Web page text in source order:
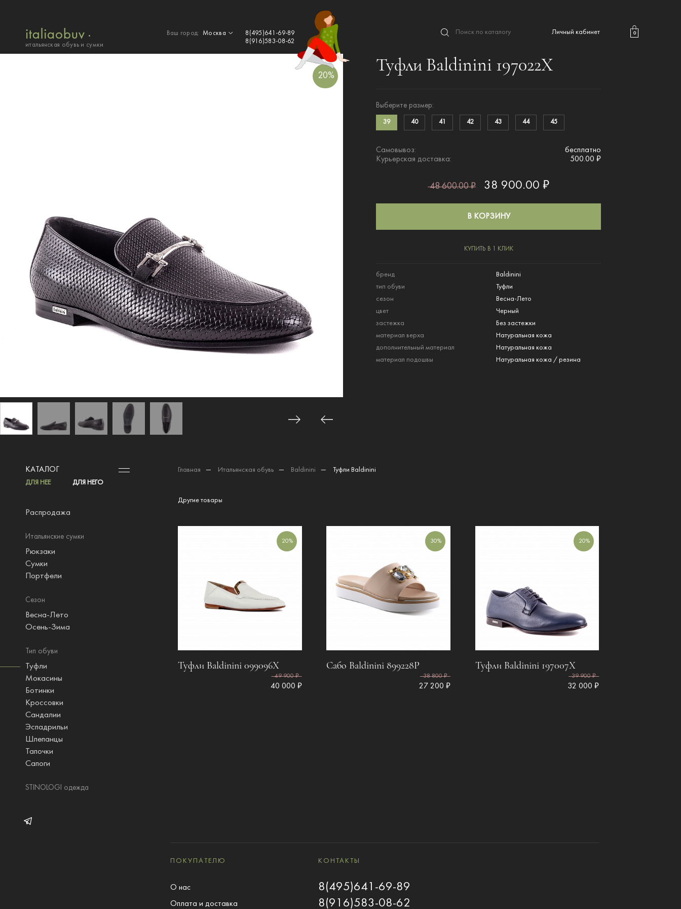
итальянская обувь и сумки
Ваш город:Москва
8(495)641-69-89
8(916)583-08-62
Личный кабинет 0
20%
Туфли Baldinini 197022X
Выберите размер:
39 40 41 42 43 44 45
Самовывоз:
бесплатно
Курьерская доставка:
500.00 ₽
48 600.00 ₽ 38 900.00 ₽
В КОРЗИНУ
КУПИТЬ В 1 КЛИК
бренд
Baldinini
тип обуви
Туфли
сезон
Весна-Лето
цвет
Черный
застежка
Без застежки
материал верха
Натуральная кожа
дополнительный материал
Натуральная кожа
материал подошвы
Натуральная кожа / резина
КАТАЛОГ
ДЛЯ НЕЕ ДЛЯ НЕГО
Распродажа
Итальянские сумки
Рюкзаки
Сумки
Портфели
Сезон
Весна-Лето
Осень-Зима
Тип обуви
Туфли
Мокасины
Ботинки
Кроссовки
Сандалии
Эспадрильи
Шлепанцы
Тапочки
Сапоги
STINOLOGI одежда
Главная — Итальянская обувь — Baldinini — Туфли Baldinini
Другие товары
20%
Туфли Baldinini 099096X
49 900 ₽
40 000 ₽
30%
Сабо Baldinini 899228P
38 800 ₽
27 200 ₽
20%
Туфли Baldinini 197007X
39 900 ₽
32 000 ₽
ПОКУПАТЕЛЮ
О нас
Оплата и доставка
КОНТАКТЫ
8(495)641-69-89
8(916)583-08-62